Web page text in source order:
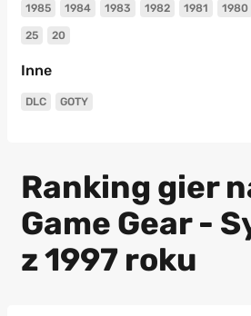
1985 1984 1983 1982 1981 1980
25 20
Inne
DLC GOTY
Ranking gier
Game Gear -
z 1997 roku